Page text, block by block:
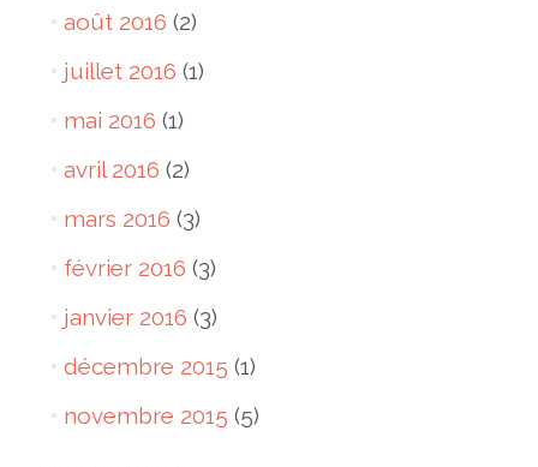
août 2016 (2)
juillet 2016 (1)
mai 2016 (1)
avril 2016 (2)
mars 2016 (3)
février 2016 (3)
janvier 2016 (3)
décembre 2015 (1)
novembre 2015 (5)